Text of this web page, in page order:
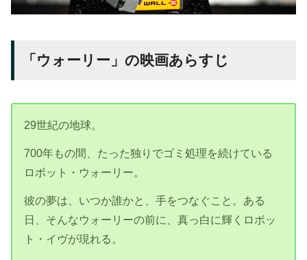
「ウォーリー」の映画あらすじ
29世紀の地球。
700年もの間、たった独りでゴミ処理を続けている
ロボット・ウォーリー。
彼の夢は、いつか誰かと、手をつなぐこと。ある
日、そんなウォーリーの前に、真っ白に輝くロボッ
ト・イヴが現れる。